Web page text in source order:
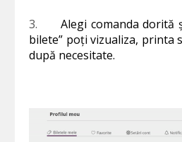
3. Alegi comanda dorită
bilete” poți vizualiza, printa
după necesitate.